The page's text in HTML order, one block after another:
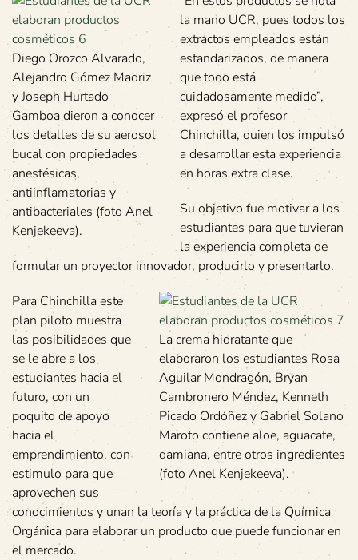
Diego Orozco Alvarado,
Alejandro Gómez Madriz
y Joseph Hurtado
Gamboa dieron a conocer
los detalles de su aerosol
bucal con propiedades
anestésicas,
antiinflamatorias y
antibacteriales (foto Anel
Kenjekeeva).
la mano UCR, pues todos los
extractos empleados están
estandarizados, de manera
que todo está
cuidadosamente medido”,
expresó el profesor
Chinchilla, quien los impulsó
a desarrollar esta experiencia
en horas extra clase.
Su objetivo fue motivar a los
estudiantes para que tuvieran
la experiencia completa de
formular un proyector innovador, producirlo y presentarlo.
La crema hidratante que
elaboraron los estudiantes Rosa
Aguilar Mondragón, Bryan
Cambronero Méndez, Kenneth
Picado Ordóñez y Gabriel Solano
Maroto contiene aloe, aguacate,
damiana, entre otros ingredientes
(foto Anel Kenjekeeva).
Para Chinchilla este
plan piloto muestra
las posibilidades que
se le abre a los
estudiantes hacia el
futuro, con un
poquito de apoyo
hacia el
emprendimiento, con
estimulo para que
aprovechen sus
conocimientos y unan la teoría y la práctica de la Química
Orgánica para elaborar un producto que puede funcionar en
el mercado.